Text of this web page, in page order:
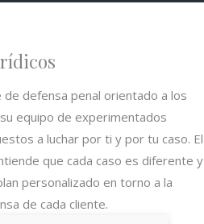
defensa penal orientado a los
equipo de experimentados
a luchar por ti y por tu caso. El
que cada caso es diferente y
personalizado en torno a la
de cada cliente.